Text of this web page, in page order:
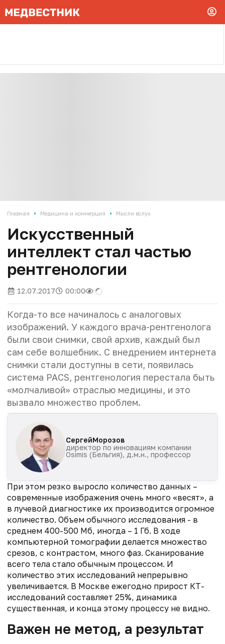
Главная • Медицина и коммерция • Мысли вслух
Искусственный
интеллект стал частью
рентгенологии
12.07.2017 00:00
Когда-то все начиналось с аналоговых
изображений. У каждого врача-рентгенолога
были свои снимки, свой архив, каждый был
сам себе волшебник. С внедрением интернета
снимки стали доступны в сети, появилась
система PACS, рентгенология перестала быть
«молчаливой» отраслью медицины, и это
вызвало множество проблем.
СергейМорозов
директор по инновациям компании
Osimis (Бельгия), д.м.н., профессор
При этом резко выросло количество данных –
современные изображения очень много «весят», а
в лучевой диагностике их производится огромное
количество. Объем обычного исследования - в
среднем 400-500 Мб, иногда – 1 Гб. В ходе
компьютерной томографии делается множество
срезов, с контрастом, много фаз. Сканирование
всего тела стало обычным процессом. И
количество этих исследований непрерывно
увеличивается. В Москве ежегодно прирост КТ-
исследований составляет 25%, динамика
существенная, и конца этому процессу не видно.
Важен не метод, а результат